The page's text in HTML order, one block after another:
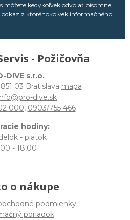
môžete kedykoľvek odvolať písomne,
z ktoréhokoľvek informačného
- Požičovňa
DIVE s.r.o.
03 Bratislava mapa
dive.sk
000, 0903/755 466
hodiny:
- piatok
- 18,00
o nákupe
podmienky
poriadok